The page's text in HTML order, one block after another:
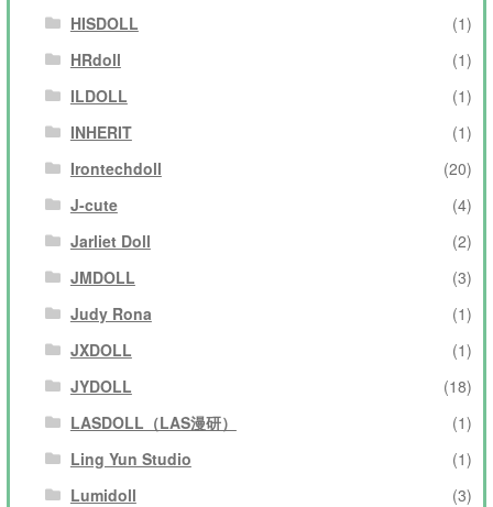
HISDOLL
(1)
HRdoll
(1)
ILDOLL
(1)
INHERIT
(1)
Irontechdoll
(20)
J-cute
(4)
Jarliet Doll
(2)
JMDOLL
(3)
Judy Rona
(1)
JXDOLL
(1)
JYDOLL
(18)
LASDOLL（LAS漫研）
(1)
Ling Yun Studio
(1)
Lumidoll
(3)